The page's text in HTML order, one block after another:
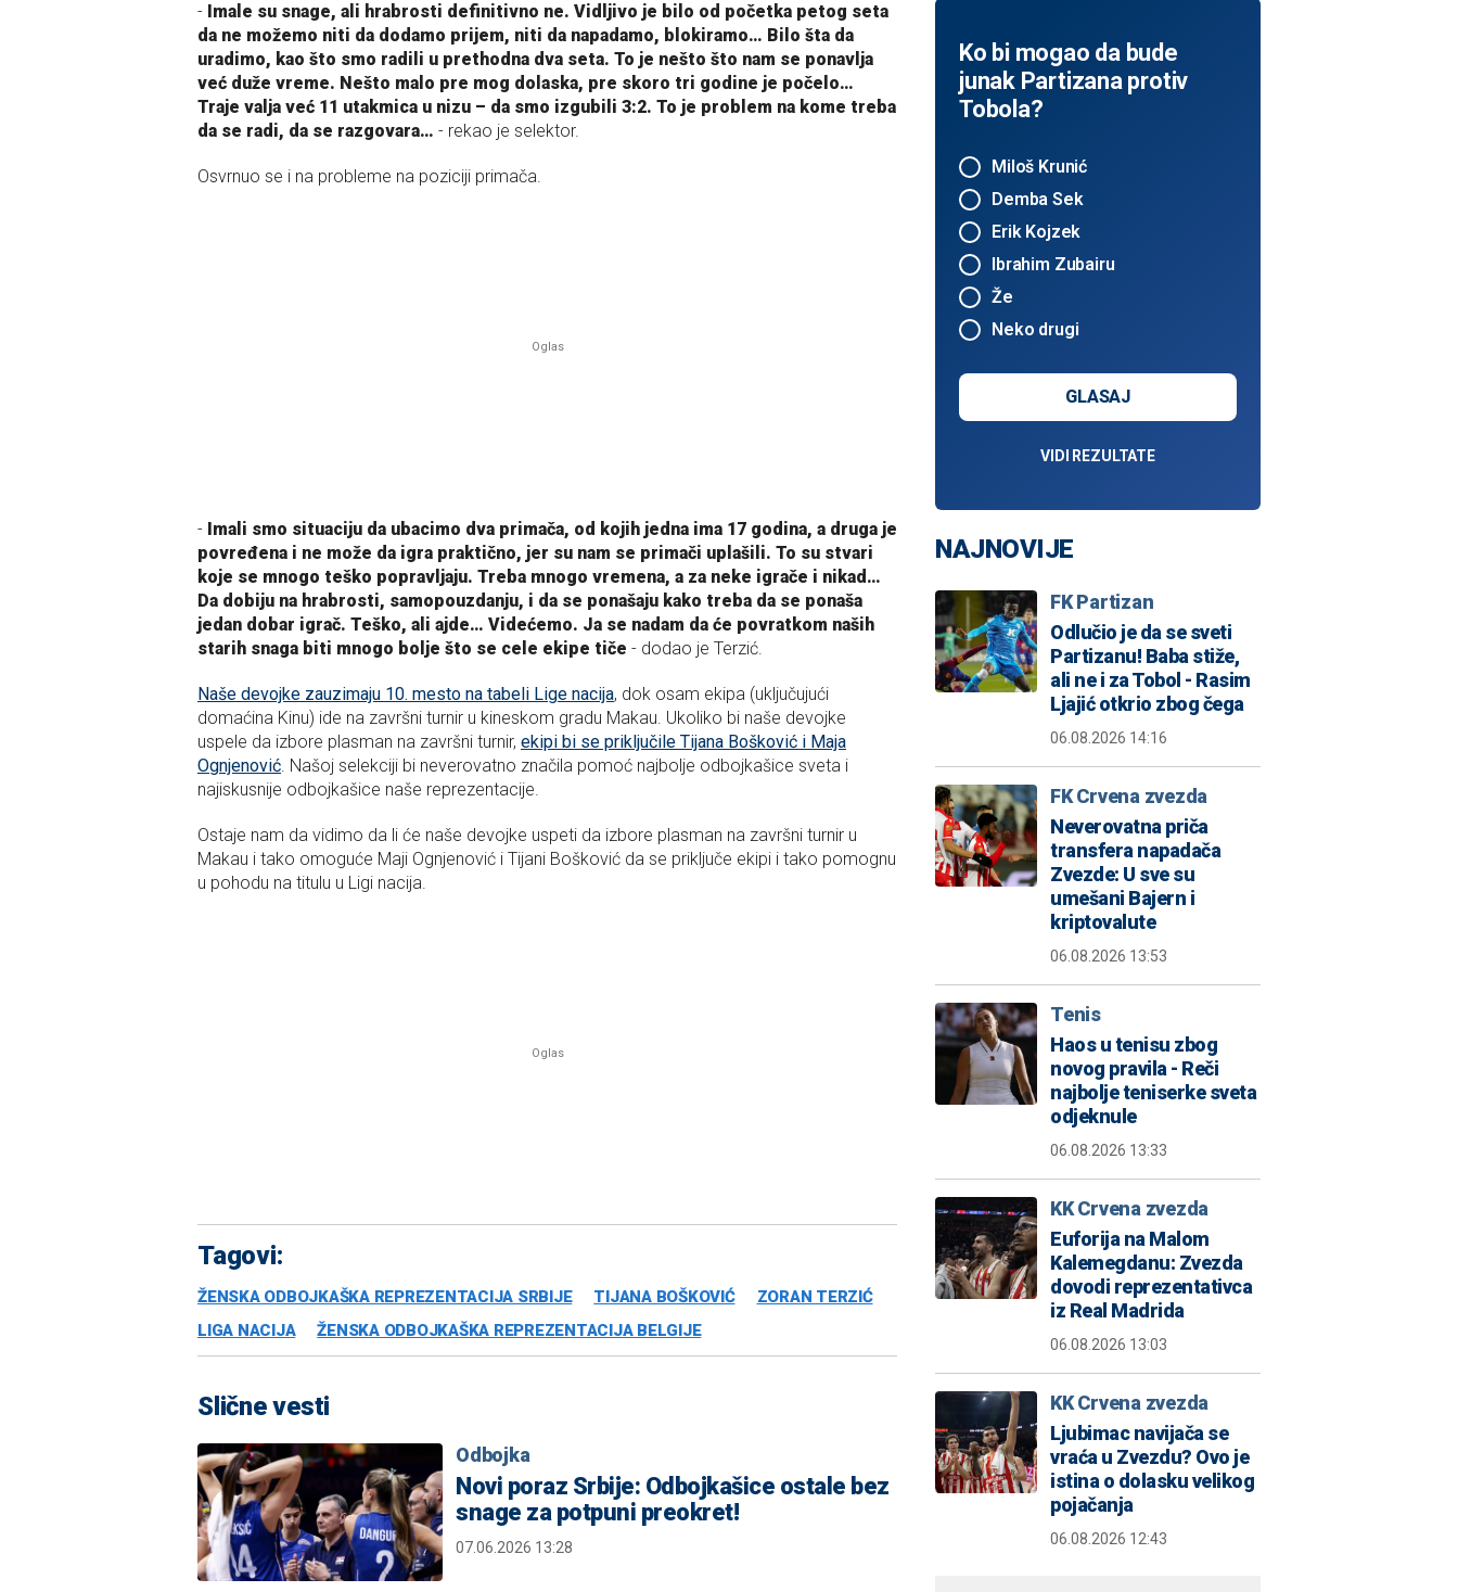
- Imale su snage, ali hrabrosti definitivno ne. Vidljivo je bilo od početka petog seta
da ne možemo niti da dodamo prijem, niti da napadamo, blokiramo… Bilo šta da
uradimo, kao što smo radili u prethodna dva seta. To je nešto što nam se ponavlja
već duže vreme. Nešto malo pre mog dolaska, pre skoro tri godine je počelo…
Traje valja već 11 utakmica u nizu – da smo izgubili 3:2. To je problem na kome treba
da se radi, da se razgovara… - rekao je selektor.
Osvrnuo se i na probleme na poziciji primača.
- Imali smo situaciju da ubacimo dva primača, od kojih jedna ima 17 godina, a druga je
povređena i ne može da igra praktično, jer su nam se primači uplašili. To su stvari
koje se mnogo teško popravljaju. Treba mnogo vremena, a za neke igrače i nikad…
Da dobiju na hrabrosti, samopouzdanju, i da se ponašaju kako treba da se ponaša
jedan dobar igrač. Teško, ali ajde… Videćemo. Ja se nadam da će povratkom naših
starih snaga biti mnogo bolje što se cele ekipe tiče - dodao je Terzić.
Naše devojke zauzimaju 10. mesto na tabeli Lige nacija, dok osam ekipa (uključujući
domaćina Kinu) ide na završni turnir u kineskom gradu Makau. Ukoliko bi naše devojke
uspele da izbore plasman na završni turnir, ekipi bi se priključile Tijana Bošković i Maja
Ognjenović. Našoj selekciji bi neverovatno značila pomoć najbolje odbojkašice sveta i
najiskusnije odbojkašice naše reprezentacije.
Ostaje nam da vidimo da li će naše devojke uspeti da izbore plasman na završni turnir u
Makau i tako omoguće Maji Ognjenović i Tijani Bošković da se priključe ekipi i tako pomognu
u pohodu na titulu u Ligi nacija.
Tagovi:
ŽENSKA ODBOJKAŠKA REPREZENTACIJA SRBIJE TIJANA BOŠKOVIĆ
ZORAN TERZIĆ
LIGA NACIJA
ŽENSKA ODBOJKAŠKA REPREZENTACIJA BELGIJE
Slične vesti
Odbojka
Novi poraz Srbije: Odbojkašice ostale bez
snage za potpuni preokret!
07.06.2026 13:28
Ko bi mogao da bude
junak Partizana protiv
Tobola?
Miloš Krunić
Demba Sek
Erik Kojzek
Ibrahim Zubairu
Že
Neko drugi
GLASAJ
VIDI REZULTATE
NAJNOVIJE
FK Partizan
Odlučio je da se sveti
Partizanu! Baba stiže,
ali ne i za Tobol - Rasim
Ljajić otkrio zbog čega
06.08.2026 14:16
FK Crvena zvezda
Neverovatna priča
transfera napadača
Zvezde: U sve su
umešani Bajern i
kriptovalute
06.08.2026 13:53
Tenis
Haos u tenisu zbog
novog pravila - Reči
najbolje teniserke sveta
odjeknule
06.08.2026 13:33
KK Crvena zvezda
Euforija na Malom
Kalemegdanu: Zvezda
dovodi reprezentativca
iz Real Madrida
06.08.2026 13:03
KK Crvena zvezda
Ljubimac navijača se
vraća u Zvezdu? Ovo je
istina o dolasku velikog
pojačanja
06.08.2026 12:43